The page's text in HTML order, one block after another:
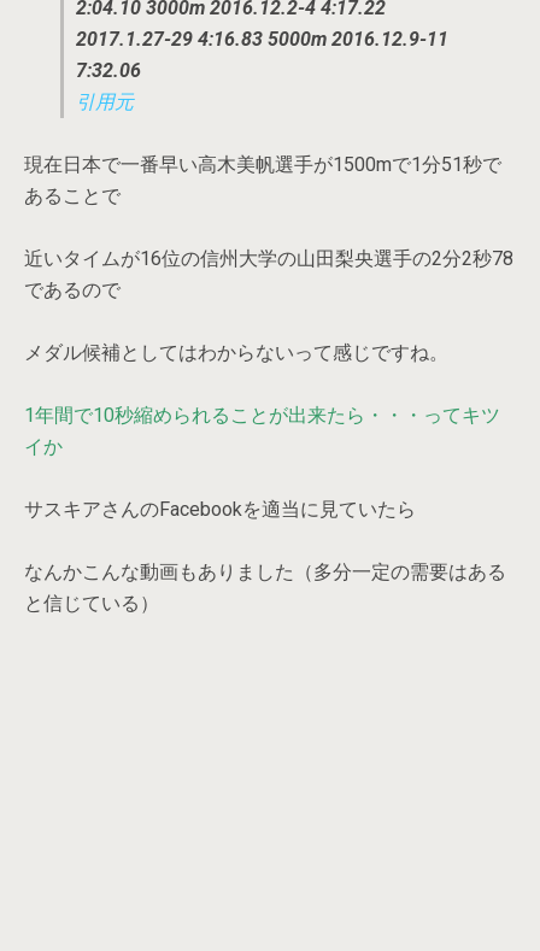
2:04.10 3000m 2016.12.2-4 4:17.22
2017.1.27-29 4:16.83 5000m 2016.12.9-11
7:32.06
引用元
現在日本で一番早い高木美帆選手が1500mで1分51秒で
あることで
近いタイムが16位の信州大学の山田梨央選手の2分2秒78
であるので
メダル候補としてはわからないって感じですね。
1年間で10秒縮められることが出来たら・・・ってキツ
イか
サスキアさんのFacebookを適当に見ていたら
なんかこんな動画もありました（多分一定の需要はある
と信じている）